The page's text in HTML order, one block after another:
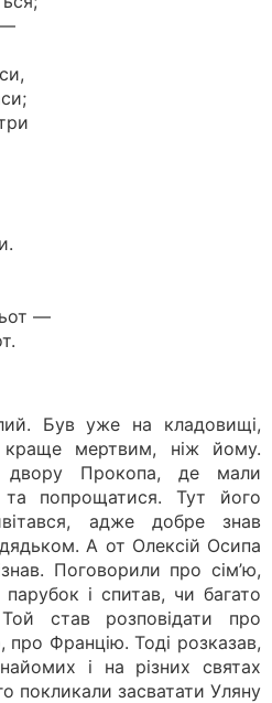
—
—
Був уже на кладовищі,
мертвим, ніж йому.
двору Прокопа, де мали
та попрощатися. Тут його
адже добре знав
А от Олексій Осипа
Поговорили про сім’ю,
і спитав, чи багато
став розповідати про
про Францію. Тоді розказав,
і на різних святах
покликали засватати Уляну